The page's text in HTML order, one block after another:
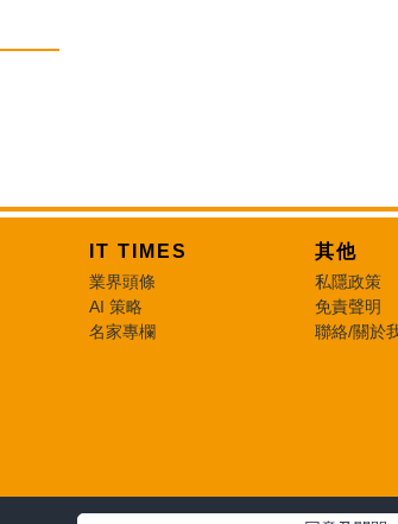
IT TIMES
業界頭條
AI 策略
名家專欄
其他
私隱政策
免責聲明
聯絡/關於